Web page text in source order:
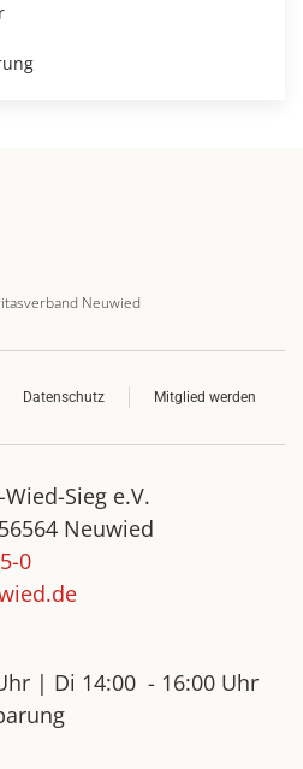
Neuwied
Datenschutz Mitglied werden
Sieg e.V.
Neuwied
0
| Di 14:00 - 16:00 Uhr